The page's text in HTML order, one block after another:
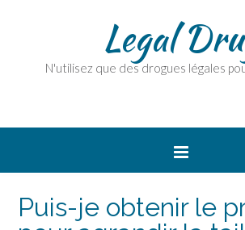
Legal
N'utilisez que des drogues légales
Puis-je obtenir le